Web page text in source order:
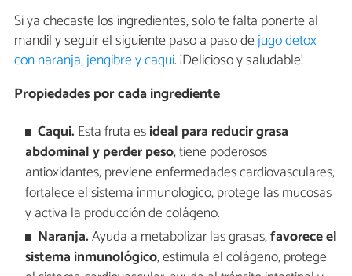
Si ya checaste los ingredientes, solo te falta ponerte al
mandil y seguir el siguiente paso a paso dejugo detox
con naranja, jengibre y caqui. ¡Delicioso y saludable!
Propiedades por cada ingrediente
Caqui. Esta fruta esideal para reducir grasa
abdominal y perder peso, tiene poderosos
antioxidantes, previene enfermedades cardiovasculares,
fortalece el sistema inmunológico, protege las mucosas
y activa la producción de colágeno.
Naranja.Ayuda a metabolizar las grasas,favorece el
sistema inmunológico, estimula el colágeno, protege